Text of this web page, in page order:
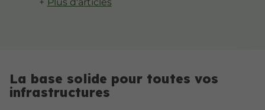
La base solide pour toutes vos
infrastructures